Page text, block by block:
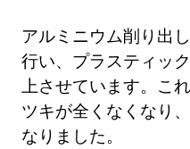
アルミニウム削り出
行い、プラスティッ
上させています。こ
ツキが全くなくなり
なりました。